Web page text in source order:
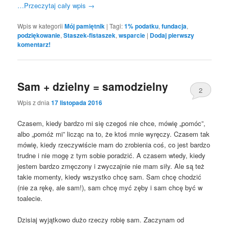
…Przeczytaj cały wpis →
Wpis w kategoriiMój pamiętnik |Tagi:1% podatku,fundacja,
podziękowanie,Staszek-fistaszek,wsparcie | Dodaj pierwszy
komentarz!
Sam + dzielny = samodzielny
Wpis z dnia17 listopada 2016
2
Czasem, kiedy bardzo mi się czegoś nie chce, mówię „pomóc”,
albo „pomóż mi” licząc na to, że ktoś mnie wyręczy. Czasem tak
mówię, kiedy rzeczywiście mam do zrobienia coś, co jest bardzo
trudne i nie mogę z tym sobie poradzić. A czasem wtedy, kiedy
jestem bardzo zmęczony i zwyczajnie nie mam siły. Ale są też
takie momenty, kiedy wszystko chcę sam. Sam chcę chodzić
(nie za rękę, ale sam!), sam chcę myć zęby i sam chcę być w
toalecie.
Dzisiaj wyjątkowo dużo rzeczy robię sam. Zaczynam od